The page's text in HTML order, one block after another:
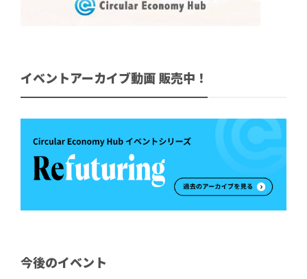
イベントアーカイブ動画 販売中！
今後のイベント